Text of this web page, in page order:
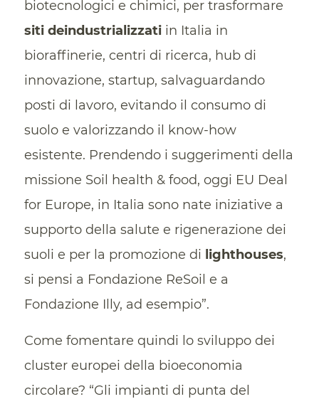
biotecnologici e chimici, per trasformare
siti deindustrializzatiin Italia in
bioraffinerie, centri di ricerca, hub di
innovazione, startup, salvaguardando
posti di lavoro, evitando il consumo di
suolo e valorizzando il know-how
esistente. Prendendo i suggerimenti della
missione Soil health & food, oggi EU Deal
for Europe, in Italia sono nate iniziative a
supporto della salute e rigenerazione dei
suoli e per la promozione di lighthouses,
si pensi a Fondazione ReSoil e a
Fondazione Illy, ad esempio”.
Come fomentare quindi lo sviluppo dei
cluster europei della bioeconomia
circolare? “Gli impianti di punta del